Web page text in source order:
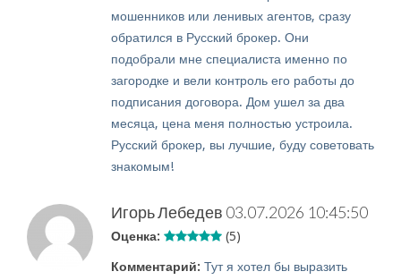
мошенников или ленивых агентов, сразу
обратился в Русский брокер. Они
подобрали мне специалиста именно по
загородке и вели контроль его работы до
подписания договора. Дом ушел за два
месяца, цена меня полностью устроила.
Русский брокер, вы лучшие, буду советовать
знакомым!
Игорь Лебедев 03.07.2026 10:45:50
Оценка: (5)
Комментарий: Тут я хотел бы выразить